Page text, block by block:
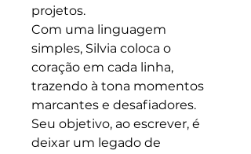
projetos.
Com uma linguagem
simples, Silvia coloca o
coração em cada linha,
trazendo à tona momentos
marcantes e desafiadores.
Seu objetivo, ao escrever, é
deixar um legado de